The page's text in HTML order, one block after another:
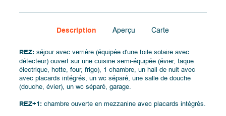
Description Aperçu Carte
REZ: séjour avec verrière (équipée d'une toile solaire avec
détecteur) ouvert sur une cuisine semi-équipée (évier, taque
électrique, hotte, four, frigo), 1 chambre, un hall de nuit avec
avec placards intégrés, un wc séparé, une salle de douche
(douche, évier), un wc séparé, garage.
REZ+1: chambre ouverte en mezzanine avec placards intégrés.